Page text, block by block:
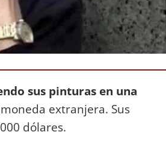
sus pinturas en una
extranjera. Sus
dólares.